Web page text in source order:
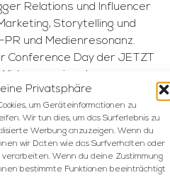
Privatsphäre
um Geräteinformationen zu
Wir tun dies, um das Surferlebnis zu
Werbung anzuzeigen. Wenn du
wir Daten wie das Surfverhalten oder
Wenn du deine Zustimmung
bestimmte Funktionen beeinträchtigt
Relations und Influencer
Storytelling und
und Medienresonanz.
Day der JETZT
der
PR-Kampagnen
JETZT Digital PR
aus folgenden
AG, Tourismusverband
Publico, BRILLIANT
Loebell Nordberg,